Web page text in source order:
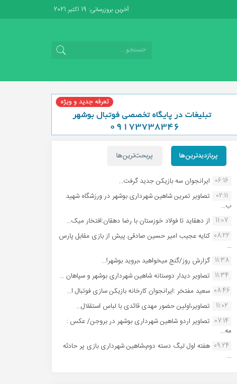
آخرین بروزرسانی: 19 اکتبر 2021
پربازدیدترین‌ها پربحث‌ترین‌ها
06:16 ایرانجوان سه بازیکن جدید گرفت...
02:11
تصاویر تمرین شاهین شهردارى بوشهر در ورزشگاه شهید
ب...
11:07 از دهقاید تا فولاد خوزستان با رضا دهقان:افتخار میک...
08:22 کنایه عجیب امیر حسین صادقی پیش از بازی مقابل پارس
...
11:38 گزارش روز/گنج میخواهید ،بروید بوشهر!...
11:34 تصاویر دیدار دوستانه شاهین شهردارى بوشهر و سپاهان ...
08:46 سعید مفتخر :ایرانجوان کارخانه بازیکن سازی فوتبال ا...
11:02
تصاویر،اولین حضور مهدی قائدی با لباس استقلال...
07:14 تصاویر اردو شاهین شهرداری بوشهر در بروجن/ عکس :
مه...
09:24 هفته اول لیگ دسته دوم،شاهین شهرداری بازی پر حادثه
...